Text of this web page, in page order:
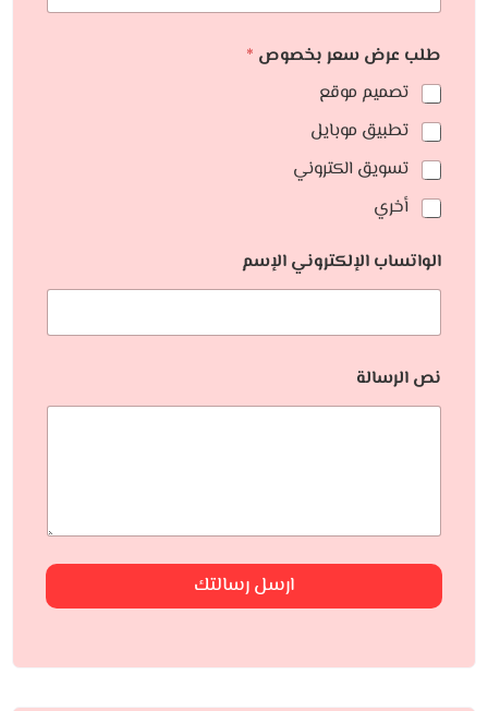
طلب عرض سعر بخصوص *
تصميم موقع
تطبيق موبايل
تسويق الكتروني
أخري
الواتساب الإلكتروني الإسم
نص الرسالة
ارسل رسالتك